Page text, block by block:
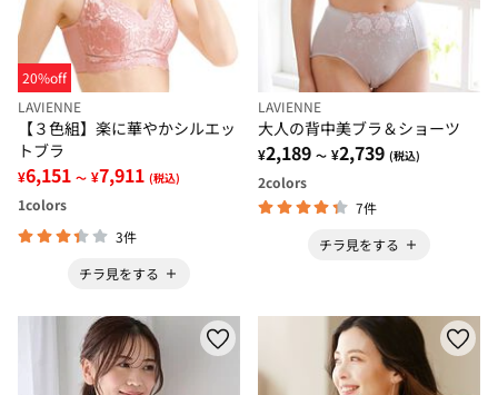
20%off
LAVIENNE
【３色組】楽に華やかシルエッ
トブラ
¥6,151 ～ ¥7,911 (税込)
1colors
3件
チラ見をする
LAVIENNE
大人の背中美ブラ＆ショーツ
¥2,189 ～ ¥2,739 (税込)
2colors
7件
チラ見をする